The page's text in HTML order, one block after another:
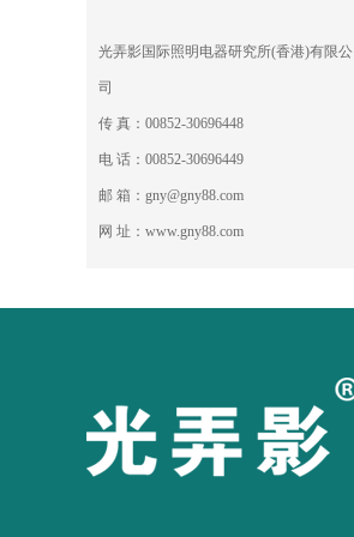
光弄影国际照明电器研究所(香港)有限公
司
传 真：00852-30696448
电 话：00852-30696449
邮 箱：gny@gny88.com
网 址：www.gny88.com